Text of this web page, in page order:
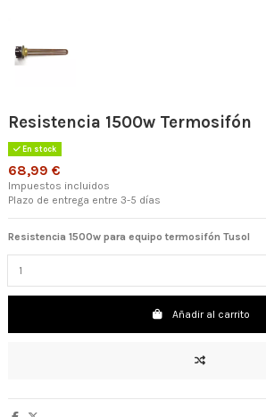
Resistencia 1500w Termosifón
En stock
68,99 €
Impuestos incluidos
Plazo de entrega entre 3-5 días
Resistencia 1500w para equipo termosifón Tusol
Añadir al carrito